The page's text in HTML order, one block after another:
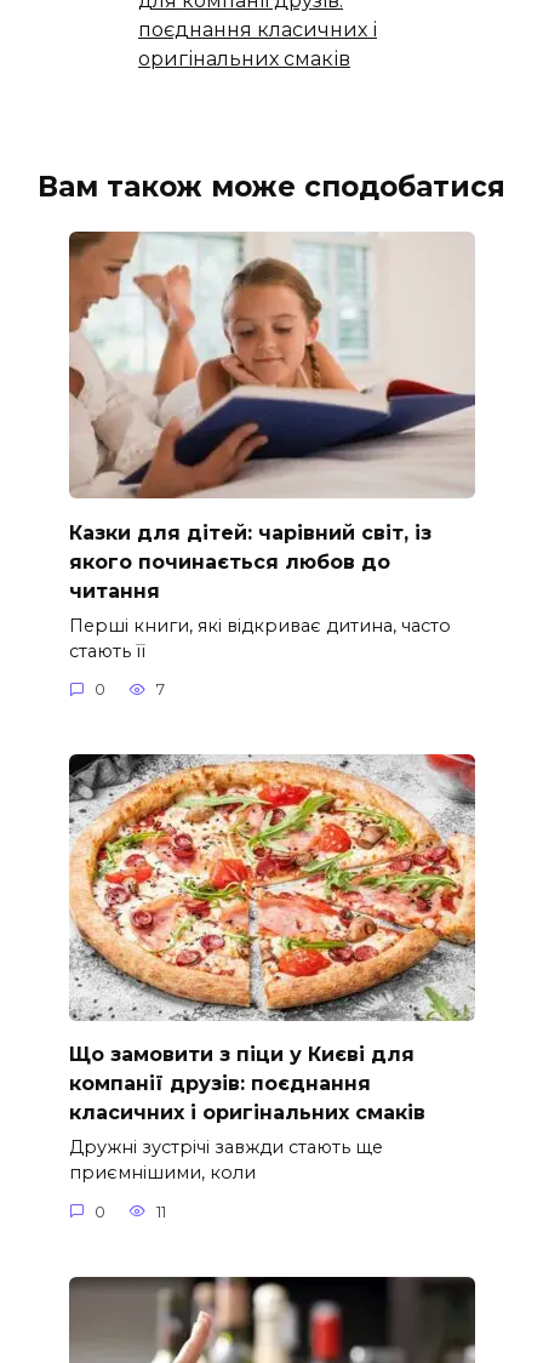
поєднання класичних і
оригінальних смаків
Вам також може сподобатися
Казки для дітей: чарівний світ, із
якого починається любов до
читання
Перші книги, які відкриває дитина, часто
стають її
0 7
Що замовити з піци у Києві для
компанії друзів: поєднання
класичних і оригінальних смаків
Дружні зустрічі завжди стають ще
приємнішими, коли
0 11